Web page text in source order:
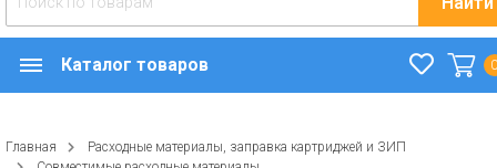
Каталог товаров
Главная
Расходные материалы, заправка картриджей и ЗИП